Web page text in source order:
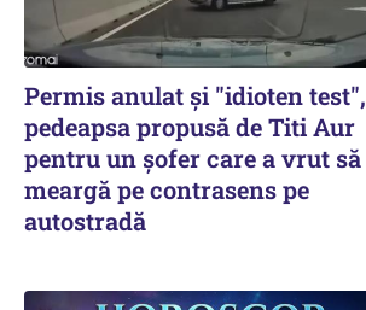
Permis anulat şi "idioten test",
pedeapsa propusă de Titi Aur
pentru un şofer care a vrut să
meargă pe contrasens pe
autostradă